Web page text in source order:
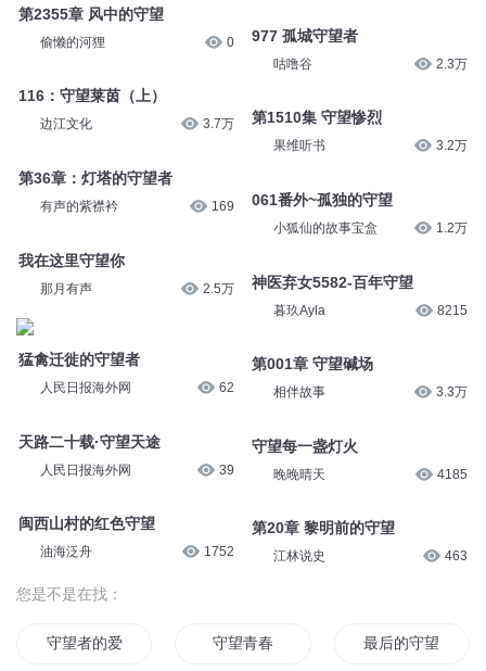
第2355章 风中的守望
偷懒的河狸 0
116：守望莱茵（上）
边江文化 3.7万
第36章：灯塔的守望者
有声的紫襟衿 169
我在这里守望你
那月有声 2.5万
猛禽迁徙的守望者
人民日报海外网 62
天路二十载·守望天途
人民日报海外网 39
闽西山村的红色守望
油海泛舟 1752
977 孤城守望者
咕噜谷 2.3万
第1510集 守望惨烈
果维听书 3.2万
061番外~孤独的守望
小狐仙的故事宝盒 1.2万
神医弃女5582-百年守望
暮玖Ayla 8215
第001章 守望碱场
相伴故事 3.3万
守望每一盏灯火
晚晚晴天 4185
第20章 黎明前的守望
江林说史 463
您是不是在找：
守望者的爱情 守望青春 最后的守望者